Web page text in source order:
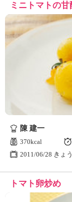
ミニトマトの
陳 建一
370kcal
2011/06/28 きょ
トマト卵炒め